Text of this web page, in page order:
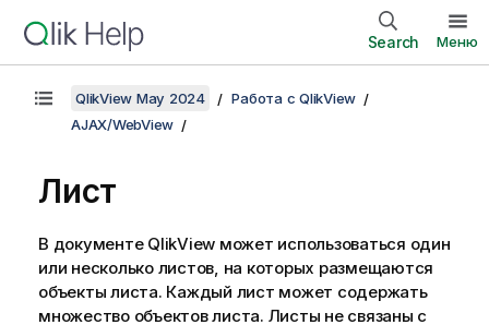
Search Меню
QlikView May 2024
Работа с QlikView
AJAX/WebView
Лист
В документе QlikView может использоваться один
или несколько листов, на которых размещаются
объекты листа. Каждый лист может содержать
множество объектов листа. Листы не связаны с